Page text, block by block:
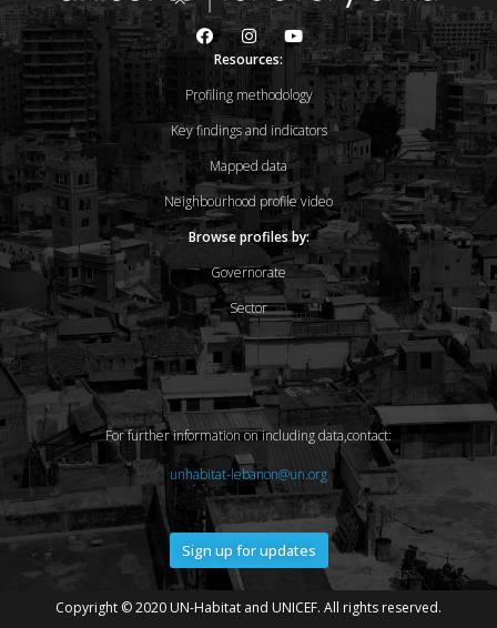
Resources:
Profiling methodology
Key findings and indicators
Mapped data
Neighbourhood profile video
Browse profiles by:
Governorate
Sector
For further information on including data,contact:
unhabitat-lebanon@un.org
Sign up for updates
Copyright © 2020 UN-Habitat and UNICEF. All rights reserved.